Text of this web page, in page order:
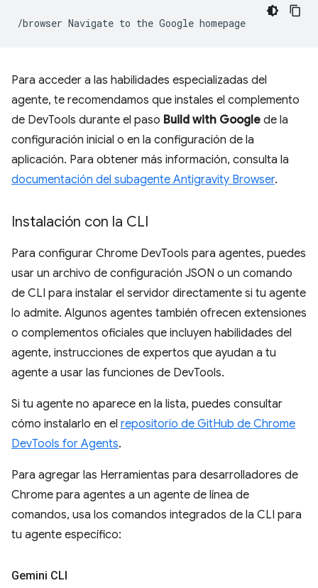
/browser Navigate to the Google
Para acceder a las habilidades especializadas del
agente, te recomendamos que instales el complemento
de DevTools durante el paso Build with Google de la
configuración inicial o en la configuración de la
aplicación. Para obtener más información, consulta la
documentación del subagente Antigravity Browser.
Instalación con la CLI
Para configurar Chrome DevTools para agentes, puedes
usar un archivo de configuración JSON o un comando
de CLI para instalar el servidor directamente si tu agente
lo admite. Algunos agentes también ofrecen extensiones
o complementos oficiales que incluyen habilidades del
agente, instrucciones de expertos que ayudan a tu
agente a usar las funciones de DevTools.
Si tu agente no aparece en la lista, puedes consultar
cómo instalarlo en el repositorio de GitHub de Chrome
DevTools for Agents.
Para agregar las Herramientas para desarrolladores de
Chrome para agentes a un agente de línea de
comandos, usa los comandos integrados de la CLI para
tu agente específico:
Gemini CLI